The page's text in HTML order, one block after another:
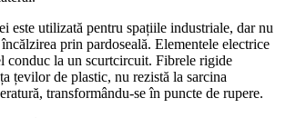
este utilizată pentru spațiile industriale, dar nu
prin pardoseală. Elementele electrice
conduc la un scurtcircuit. Fibrele rigide
țevilor de plastic, nu rezistă la sarcina
transformându-se în puncte de rupere.